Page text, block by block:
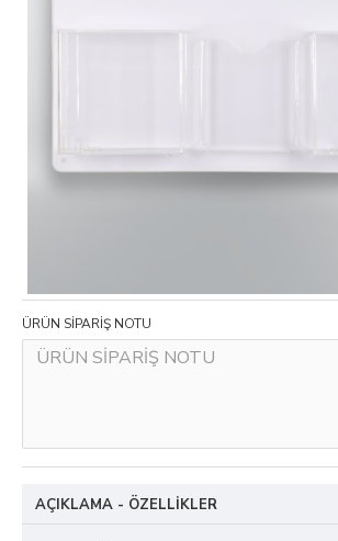
ÜRÜN SİPARİŞ NOTU
AÇIKLAMA - ÖZELLIKLER